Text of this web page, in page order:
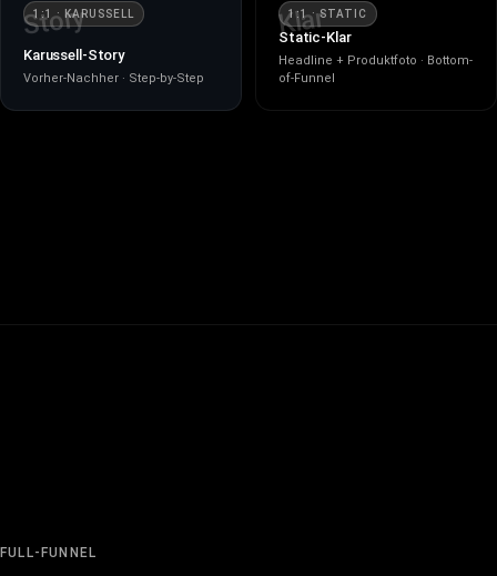
1:1 · KARUSSELL
Story
Karussell-Story
Vorher-Nachher · Step-by-Step
1:1 · STATIC
Klar
Static-Klar
Headline + Produktfoto · Bottom-
of-Funnel
FULL-FUNNEL